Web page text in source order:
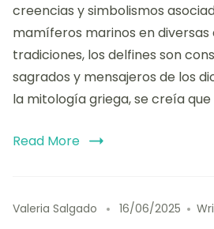
creencias y simbolismos
mamíferos marinos en diversas
tradiciones, los delfines son
sagrados y mensajeros de los
la mitología griega, se creía
Read More
Valeria Salgado 16/06/2025